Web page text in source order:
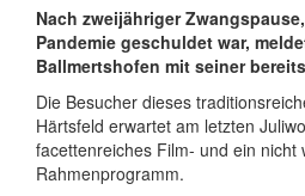
Nach zweijähriger
Pandemie geschuldet war,
Ballmertshofen mit seiner
Die Besucher dieses
Härtsfeld erwartet am letzten
facettenreiches Film- und ein nicht
Rahmenprogramm.